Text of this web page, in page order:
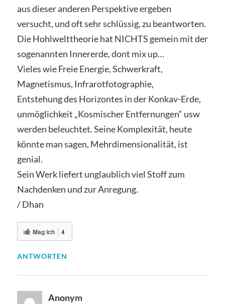
aus dieser anderen Perspektive ergeben
versucht, und oft sehr schlüssig, zu beantworten.
Die Hohlwelttheorie hat NICHTS gemein mit der
sogenannten Innererde, dont mix up…
Vieles wie Freie Energie, Schwerkraft,
Magnetismus, Infrarotfotographie,
Entstehung des Horizontes in der Konkav-Erde,
unmöglichkeit „Kosmischer Entfernungen“ usw
werden beleuchtet. Seine Komplexität, heute
könnte man sagen, Mehrdimensionalität, ist
genial.
Sein Werk liefert unglaublich viel Stoff zum
Nachdenken und zur Anregung.
/ Dhan
Mag ich 4
ANTWORTEN
Anonym